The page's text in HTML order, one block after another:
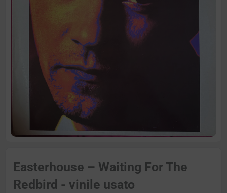
Easterhouse – Waiting For The
Redbird - vinile usato